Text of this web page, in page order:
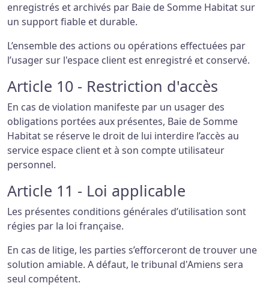
enregistrés et archivés par Baie de Somme Habitat sur
un support fiable et durable.
L’ensemble des actions ou opérations effectuées par
l’usager sur l'espace client est enregistré et conservé.
Article 10 - Restriction d'accès
En cas de violation manifeste par un usager des
obligations portées aux présentes, Baie de Somme
Habitat se réserve le droit de lui interdire l’accès au
service espace client et à son compte utilisateur
personnel.
Article 11 - Loi applicable
Les présentes conditions générales d’utilisation sont
régies par la loi française.
En cas de litige, les parties s’efforceront de trouver une
solution amiable. A défaut, le tribunal d'Amiens sera
seul compétent.